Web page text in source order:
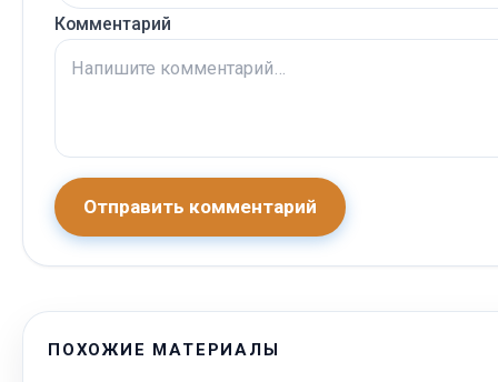
Комментарий
Отправить комментарий
ПОХОЖИЕ МАТЕРИАЛЫ